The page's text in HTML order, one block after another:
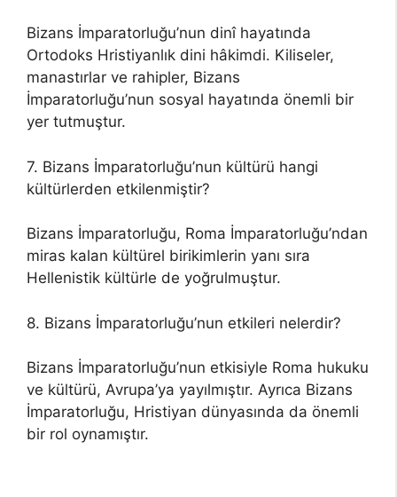
Bizans İmparatorluğu’nun dinî hayatında
Ortodoks Hristiyanlık dini hâkimdi. Kiliseler,
manastırlar ve rahipler, Bizans
İmparatorluğu’nun sosyal hayatında önemli bir
yer tutmuştur.
7. Bizans İmparatorluğu’nun kültürü hangi
kültürlerden etkilenmiştir?
Bizans İmparatorluğu, Roma İmparatorluğu’ndan
miras kalan kültürel birikimlerin yanı sıra
Hellenistik kültürle de yoğrulmuştur.
8. Bizans İmparatorluğu’nun etkileri nelerdir?
Bizans İmparatorluğu’nun etkisiyle Roma hukuku
ve kültürü, Avrupa’ya yayılmıştır. Ayrıca Bizans
İmparatorluğu, Hristiyan dünyasında da önemli
bir rol oynamıştır.